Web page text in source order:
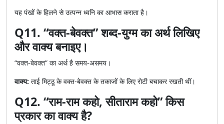
यह पंखों के हिलने से उत्पन्न ध्वनि का आभास कराता है।
Q11. “वक्त-बेवक्त” शब्द-युग्म का अर्थ लिखिए
और वाक्य बनाइए।
“वक्त-बेवक्त” का अर्थ है समय-असमय।
वाक्य: ताई मिट्ठू के वक्त-बेवक्त के तकाजों के लिए रोटी बचाकर रखती थीं।
Q12. “राम-राम कहो, सीताराम कहो” किस
प्रकार का वाक्य है?